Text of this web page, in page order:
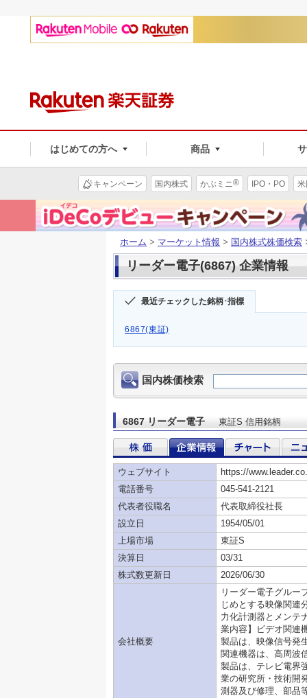
はじめての方へ 商品
キャンペーン 国内株式 かぶミニ® IPO・PO
ホーム > マーケット情報 > 国内株式株価検索
リーダー電子(6867) 企業情報
最近チェックした銘柄･指標
6867(東証)